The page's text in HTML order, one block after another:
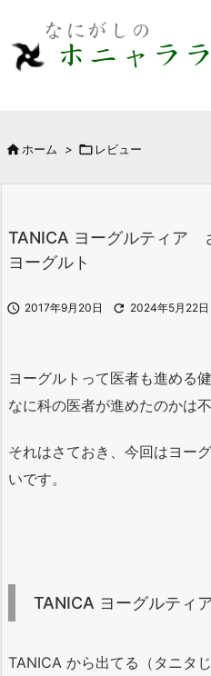
 ホーム >  レビュー
TANICA ヨーグルティア
ヨーグルト
 2017年9月20日  2024年5月22日
ヨーグルトって医者も進める
なに科の医者が進めたのかは不
それはさておき、今回はヨー
いです。
TANICA ヨーグルティ
TANICA から出てる（タニタ